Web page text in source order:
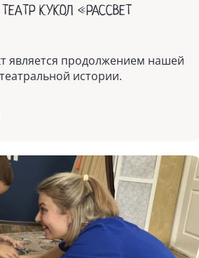
КУКОЛ «РАССВЕТ
является продолжением нашей
истории.